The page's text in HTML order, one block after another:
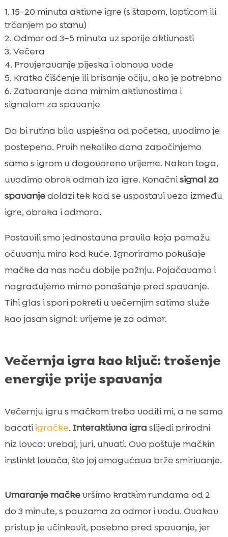
15–20 minuta aktivne igre (s štapom, lopticom ili
trčanjem po stanu)
Odmor od 3–5 minuta uz sporije aktivnosti
Večera
Provjeravanje pijeska i obnova vode
Kratko čišćenje ili brisanje očiju, ako je potrebno
Zatvaranje dana mirnim aktivnostima i
signalom za spavanje
Da bi rutina bila uspješna od početka, uvodimo je
postepeno. Prvih nekoliko dana započinjemo
samo s igrom u dogovoreno vrijeme. Nakon toga,
uvodimo obrok odmah iza igre. Konačnisignal za
spavanjedolazi tek kad se uspostavi veza između
igre, obroka i odmora.
Postavili smo jednostavna pravila koja pomažu
očuvanju mira kod kuće. Ignoriramo pokušaje
mačke da nas noću dobije pažnju. Pojačavamo i
nagrađujemo mirno ponašanje pred spavanje.
Tihi glas i spori pokreti u večernjim satima služe
kao jasan signal: vrijeme je za odmor.
Večernja igra kao ključ: trošenje
energije prije spavanja
Večernju igru s mačkom treba voditi mi, a ne samo
bacatiigračke. Interaktivna igra slijedi prirodni
niz lovca: vrebaj, juri, uhvati. Ovo poštuje mačkin
instinkt lovača, što joj omogućava brže smirivanje.
Umaranje mačkevršimo kratkim rundama od 2
do 3 minute, s pauzama za odmor i vodu. Ovakav
pristup je učinkovit, posebno pred spavanje, jer